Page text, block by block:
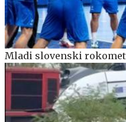
Mladi slovenski